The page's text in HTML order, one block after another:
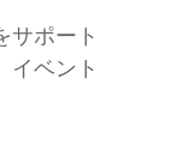
サポート
イベント